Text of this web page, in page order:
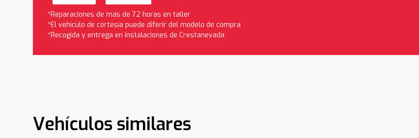
*Reparaciones de más de 72 horas en taller
*El vehículo de cortesía puede diferir del modelo de compra
*Recogida y entrega en instalaciones de Crestanevada
Vehículos similares